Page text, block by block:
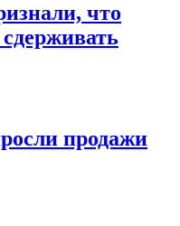
что
продажи